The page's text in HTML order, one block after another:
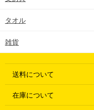
タオル
雑貨
送料について
在庫について